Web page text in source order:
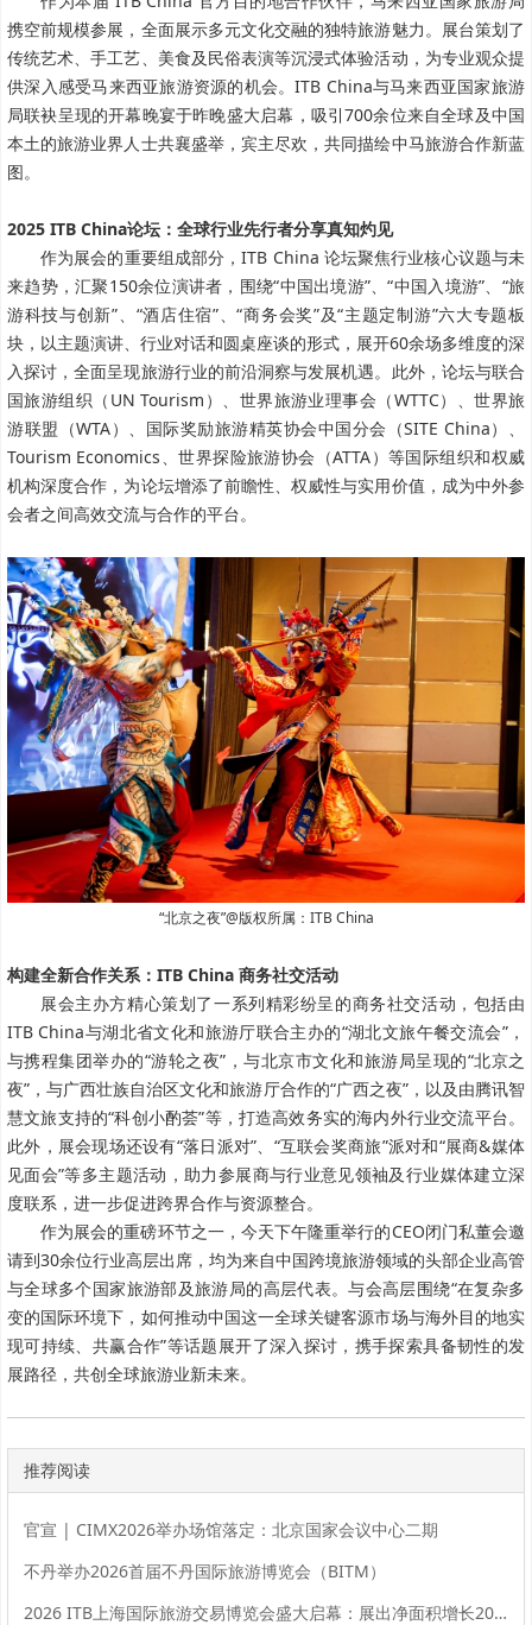
携空前规模参展，全面展示多元文化交融的独特旅游魅力。展台策划了
传统艺术、手工艺、美食及民俗表演等沉浸式体验活动，为专业观众提
供深入感受马来西亚旅游资源的机会。ITB China与马来西亚国家旅游
局联袂呈现的开幕晚宴于昨晚盛大启幕，吸引700余位来自全球及中国
本土的旅游业界人士共襄盛举，宾主尽欢，共同描绘中马旅游合作新蓝
图。
2025 ITB China论坛：全球行业先行者分享真知灼见
作为展会的重要组成部分，ITB China 论坛聚焦行业核心议题与未
来趋势，汇聚150余位演讲者，围绕“中国出境游”、“中国入境游”、“旅
游科技与创新”、“酒店住宿”、“商务会奖”及“主题定制游”六大专题板
块，以主题演讲、行业对话和圆桌座谈的形式，展开60余场多维度的深
入探讨，全面呈现旅游行业的前沿洞察与发展机遇。此外，论坛与联合
国旅游组织（UN Tourism）、世界旅游业理事会（WTTC）、世界旅
游联盟（WTA）、国际奖励旅游精英协会中国分会（SITE China）、
Tourism Economics、世界探险旅游协会（ATTA）等国际组织和权威
机构深度合作，为论坛增添了前瞻性、权威性与实用价值，成为中外参
会者之间高效交流与合作的平台。
“北京之夜”@版权所属：ITB China
构建全新合作关系：ITB China 商务社交活动
展会主办方精心策划了一系列精彩纷呈的商务社交活动，包括由
ITB China与湖北省文化和旅游厅联合主办的“湖北文旅午餐交流会”，
与携程集团举办的“游轮之夜”，与北京市文化和旅游局呈现的“北京之
夜”，与广西壮族自治区文化和旅游厅合作的“广西之夜”，以及由腾讯智
慧文旅支持的“科创小酌荟”等，打造高效务实的海内外行业交流平台。
此外，展会现场还设有“落日派对”、“互联会奖商旅”派对和“展商&媒体
见面会”等多主题活动，助力参展商与行业意见领袖及行业媒体建立深
度联系，进一步促进跨界合作与资源整合。
作为展会的重磅环节之一，今天下午隆重举行的CEO闭门私董会邀
请到30余位行业高层出席，均为来自中国跨境旅游领域的头部企业高管
与全球多个国家旅游部及旅游局的高层代表。与会高层围绕“在复杂多
变的国际环境下，如何推动中国这一全球关键客源市场与海外目的地实
现可持续、共赢合作”等话题展开了深入探讨，携手探索具备韧性的发
展路径，共创全球旅游业新未来。
推荐阅读
官宣 | CIMX2026举办场馆落定：北京国家会议中心二期
不丹举办2026首届不丹国际旅游博览会（BITM）
2026 ITB上海国际旅游交易博览会盛大启幕：展出净面积增长20%，全球旅业共拓中国市场新机遇